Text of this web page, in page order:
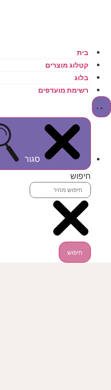
בית
קטלוג מוצרים
בלוג
רשימת מועדפים
סגור
חיפוש
חיפוש